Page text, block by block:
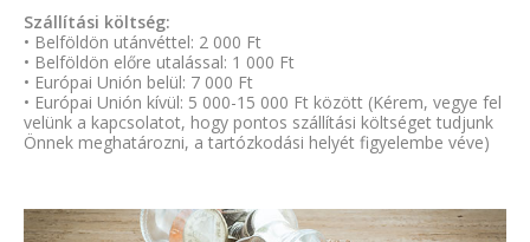
Szállítási költség:
• Belföldön utánvéttel: 2 000 Ft
• Belföldön előre utalással: 1 000 Ft
• Európai Unión belül: 7 000 Ft
• Európai Unión kívül: 5 000-15 000 Ft között (Kérem, vegye fel
velünk a kapcsolatot, hogy pontos szállítási költséget tudjunk
Önnek meghatározni, a tartózkodási helyét figyelembe véve)